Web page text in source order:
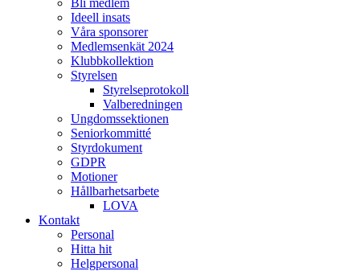
Bli medlem
Ideell insats
Våra sponsorer
Medlemsenkät 2024
Klubbkollektion
Styrelsen
Styrelseprotokoll
Valberedningen
Ungdomssektionen
Seniorkommitté
Styrdokument
GDPR
Motioner
Hållbarhetsarbete
LOVA
Kontakt
Personal
Hitta hit
Helgpersonal